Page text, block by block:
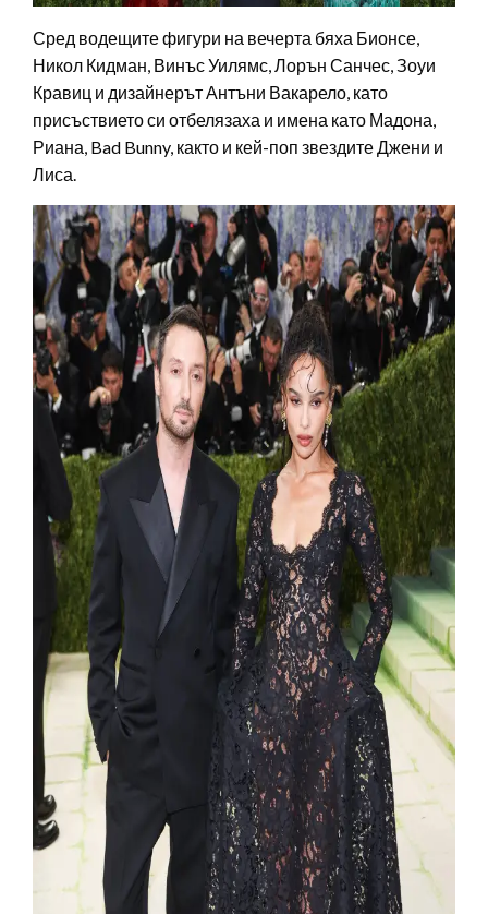
Сред водещите фигури на вечерта бяха Бионсе,
Никол Кидман, Винъс Уилямс, Лорън Санчес, Зоуи
Кравиц и дизайнерът Антъни Вакарело, като
присъствието си отбелязаха и имена като Мадона,
Риана, Bad Bunny, както и кей-поп звездите Джени и
Лиса.